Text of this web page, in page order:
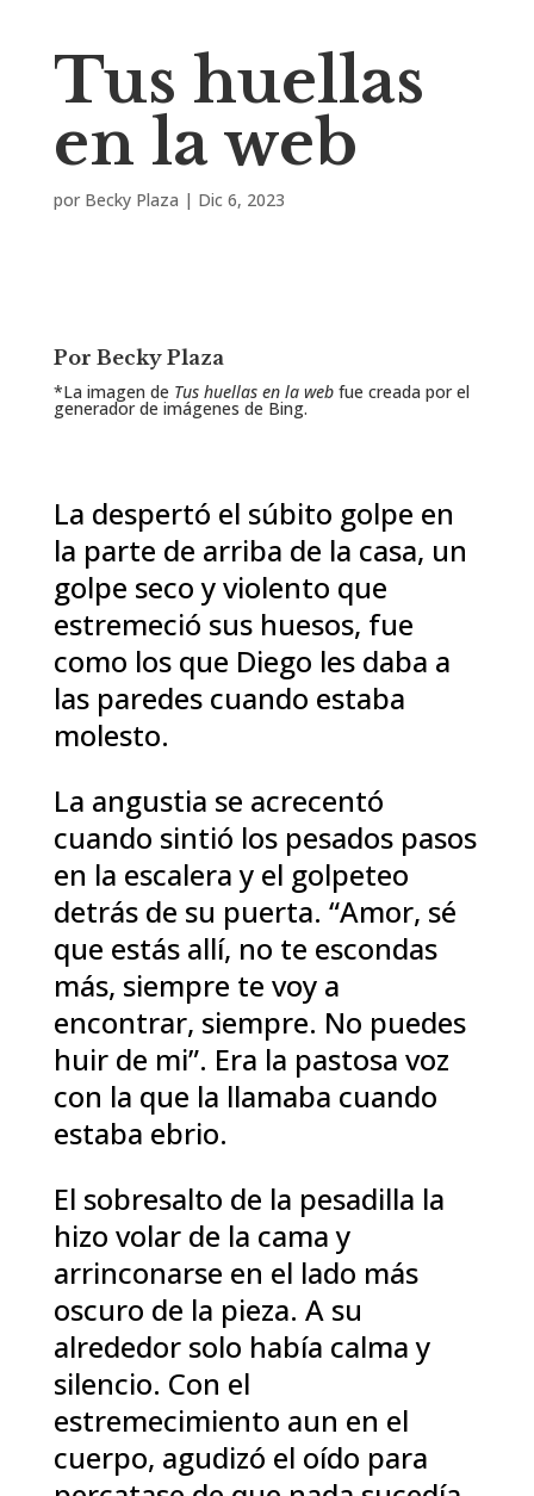
Tus huellas
en la web
por Becky Plaza | Dic 6, 2023
Por Becky Plaza
*La imagen de Tus huellas en la webfue creada por el
generador de imágenes de Bing.
La despertó el súbito golpe en
la parte de arriba de la casa, un
golpe seco y violento que
estremeció sus huesos, fue
como los que Diego les daba a
las paredes cuando estaba
molesto.
La angustia se acrecentó
cuando sintió los pesados pasos
en la escalera y el golpeteo
detrás de su puerta. “Amor, sé
que estás allí, no te escondas
más, siempre te voy a
encontrar, siempre. No puedes
huir de mi”. Era la pastosa voz
con la que la llamaba cuando
estaba ebrio.
El sobresalto de la pesadilla la
hizo volar de la cama y
arrinconarse en el lado más
oscuro de la pieza. A su
alrededor solo había calma y
silencio. Con el
estremecimiento aun en el
cuerpo, agudizó el oído para